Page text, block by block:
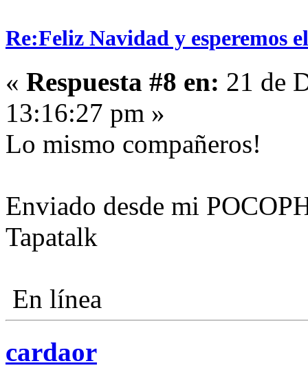
Re:Feliz Navidad y esperemos
« Respuesta #8 en: 21 de
13:16:27 pm »
Lo mismo compañeros!
Enviado desde mi
Tapatalk
En línea
cardaor